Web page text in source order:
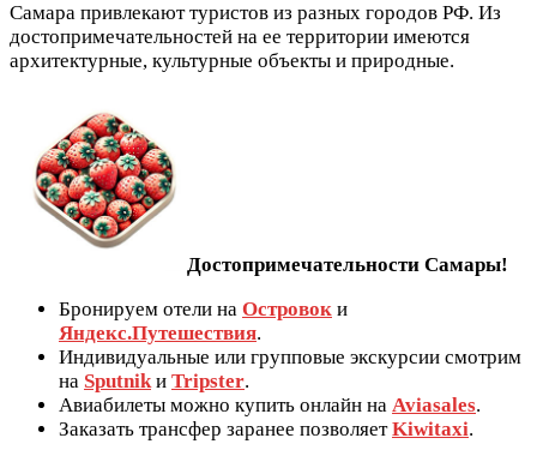
Самара привлекают туристов из разных городов РФ. Из
достопримечательностей на ее территории имеются
архитектурные, культурные объекты и природные.
Достопримечательности Самары!
Бронируем отели на Островок и
Яндекс.Путешествия.
Индивидуальные или групповые экскурсии смотрим
на Sputnikи Tripster.
Авиабилеты можно купить онлайн на Aviasales.
Заказать трансфер заранее позволяетKiwitaxi.